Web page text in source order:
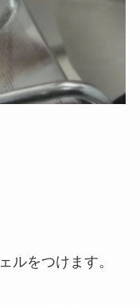
ルをつけます。